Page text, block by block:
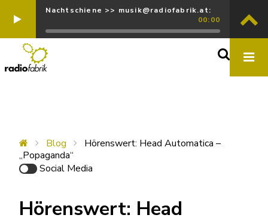
Nachtschiene >> musik@radiofabrik.at:
00:00
Blog
Hörenswert: Head Automatica –
„Popaganda“
Social Media
Hörenswert: Head